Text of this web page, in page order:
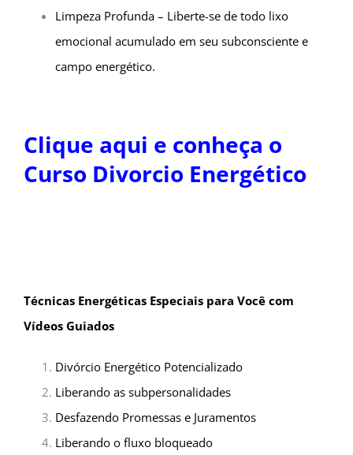
Limpeza Profunda – Liberte-se de todo lixo
emocional acumulado em seu subconsciente e
campo energético.
Clique aqui e conheça o
Curso Divorcio Energético
Técnicas Energéticas Especiais para Você com
Vídeos Guiados
Divórcio Energético Potencializado
Liberando as subpersonalidades
Desfazendo Promessas e Juramentos
Liberando o fluxo bloqueado